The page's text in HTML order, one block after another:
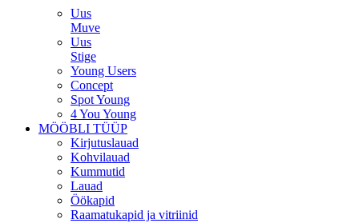
Uus
Muve
Uus
Stige
Young Users
Concept
Spot Young
4 You Young
MÖÖBLI TÜÜP
Kirjutuslauad
Kohvilauad
Kummutid
Lauad
Öökapid
Raamatukapid ja vitriinid